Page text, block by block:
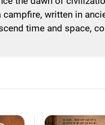
written in
time and space,